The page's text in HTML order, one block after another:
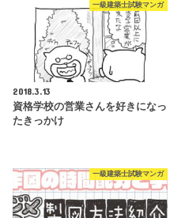
一級建築士試験マンガ
2018.3.13
資格学校の営業さんを好きになっ
たきっかけ
一級建築士試験マンガ